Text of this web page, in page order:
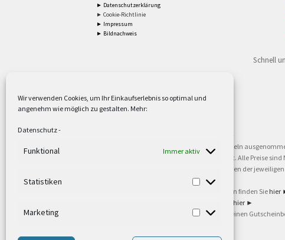
Wir verwenden Cookies, um Ihr Einkaufserlebnis so optimal und
angenehm wie möglich zu gestalten. Mehr:
Datenschutz-
Funktional Immer aktiv
Statistiken
Marketing
► Datenschutzerklärung
► Cookie-Richtlinie
► Impressum
► Bildnachweis
Schnell
Versandkostenfrei ab 59,90 € Nettowarenwert. Inseln
oder gewerblichen Tätigkeit. Kein Verkauf an privat. Alle Preise
sind Warenzeichen oder eingetragene Warenzeichen der
Weitere Informationen und Zahlungsbedingungen finden Sie hier
hier ►
Ab 79,- Nettowarenwert. Es gelten unsere allgemeinen
©2002-2021 TEUTO LICHT GmbH